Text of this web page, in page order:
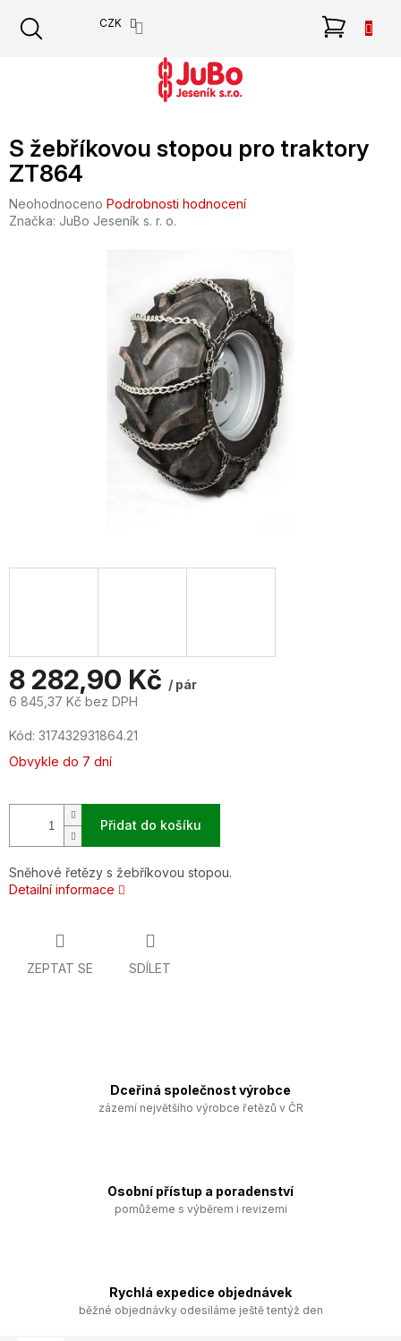
obsah
CZK
S žebříkovou stopou pro traktory
ZT864
Průměrné
hodnocení
Neohodnoceno Podrobnosti hodnocení
Značka: JuBo Jeseník s. r. o.
8 282,90 Kč / pár
6 845,37 Kč bez DPH
cena:
Kód: 317432931864.21
Obvykle do 7 dní
Přidat do košíku
Sněhové řetězy s žebříkovou stopou.
Detailní informace
ZEPTAT SE SDÍLET
Dceřiná společnost výrobce
zázemí největšího výrobce řetězů v ČR
Osobní přístup a poradenství
pomůžeme s výběrem i revizemi
Rychlá expedice objednávek
běžné objednávky odesíláme ještě tentýž den